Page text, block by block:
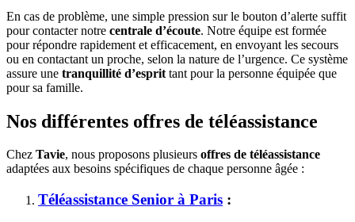
En cas de problème, une simple pression sur le bouton d’alerte suffit
pour contacter notre centrale d’écoute. Notre équipe est formée
pour répondre rapidement et efficacement, en envoyant les secours
ou en contactant un proche, selon la nature de l’urgence. Ce système
assure une tranquillité d’esprit tant pour la personne équipée que
pour sa famille.
Nos différentes offres de téléassistance
Chez Tavie, nous proposons plusieurs offres de téléassistance
adaptées aux besoins spécifiques de chaque personne âgée :
Téléassistance Senior à Paris :